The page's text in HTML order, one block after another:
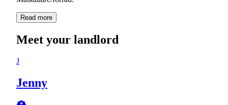
Read more
Meet your landlord
J
Jenny